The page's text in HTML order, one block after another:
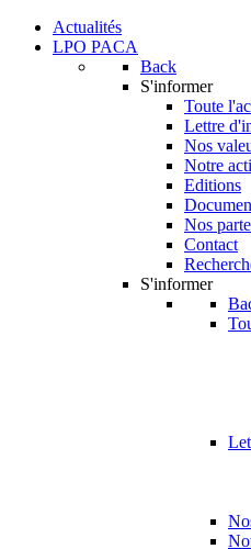
Actualités
LPO PACA
Back
S'informer
Toute
Lettre
Nos
Notre
Editions
Nos
Contact
S'informer